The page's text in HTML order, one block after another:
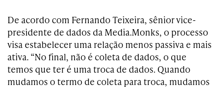
De acordo com Fernando Teixeira, sênior vice-
presidente de dados da Media.Monks, o processo
visa estabelecer uma relação menos passiva e mais
ativa. “No final, não é coleta de dados, o que
temos que ter é uma troca de dados. Quando
mudamos o termo de coleta para troca, mudamos